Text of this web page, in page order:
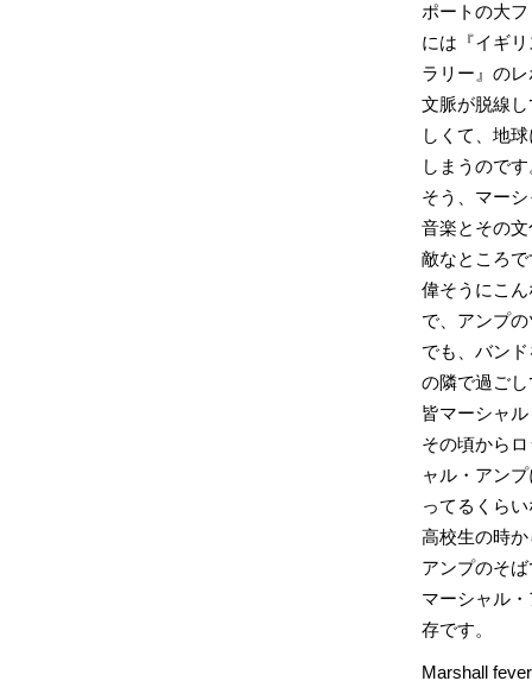
ポートの大
には『イギ
ラリー』の
文脈が脱線
しくて、地
しまうので
そう、マー
音楽とその
敵なところ
偉そうにこ
で、アンプ
でも、バン
の隣で過ご
皆マーシャ
その頃から
ャル・アン
ってるくら
高校生の時
アンプのそ
マーシャル
存です。
Marshall